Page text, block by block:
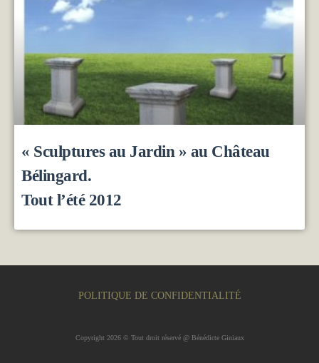
« Sculptures au Jardin » au Château
Bélingard.
Tout l’été 2012
POLITIQUE DE CONFIDENTIALITÉ
Copyright 2026 © Tout droit réservé @ Bénédicte Giniaux